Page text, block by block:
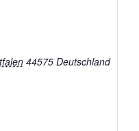
44575 Deutschland